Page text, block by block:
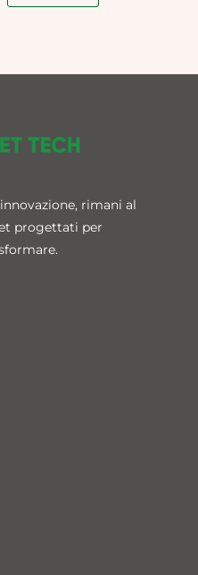
rimani al
progettati per